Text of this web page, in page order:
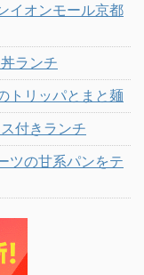
イオンモール京都
ランチ
トリッパとまと麺
付きランチ
ツの甘系パンをテ